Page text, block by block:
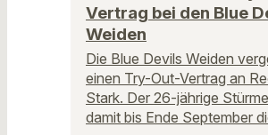
Vertrag bei den Blue
Weiden
Die Blue Devils Weiden
einen Try-Out-Vertrag an
Stark. Der 26-jährige
damit bis Ende September